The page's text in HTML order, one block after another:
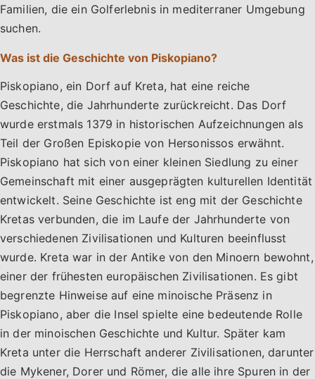
Familien, die ein Golferlebnis in mediterraner Umgebung
suchen.
Was ist die Geschichte von Piskopiano?
Piskopiano, ein Dorf auf Kreta, hat eine reiche
Geschichte, die Jahrhunderte zurückreicht. Das Dorf
wurde erstmals 1379 in historischen Aufzeichnungen als
Teil der Großen Episkopie von Hersonissos erwähnt.
Piskopiano hat sich von einer kleinen Siedlung zu einer
Gemeinschaft mit einer ausgeprägten kulturellen Identität
entwickelt. Seine Geschichte ist eng mit der Geschichte
Kretas verbunden, die im Laufe der Jahrhunderte von
verschiedenen Zivilisationen und Kulturen beeinflusst
wurde. Kreta war in der Antike von den Minoern bewohnt,
einer der frühesten europäischen Zivilisationen. Es gibt
begrenzte Hinweise auf eine minoische Präsenz in
Piskopiano, aber die Insel spielte eine bedeutende Rolle
in der minoischen Geschichte und Kultur. Später kam
Kreta unter die Herrschaft anderer Zivilisationen, darunter
die Mykener, Dorer und Römer, die alle ihre Spuren in der